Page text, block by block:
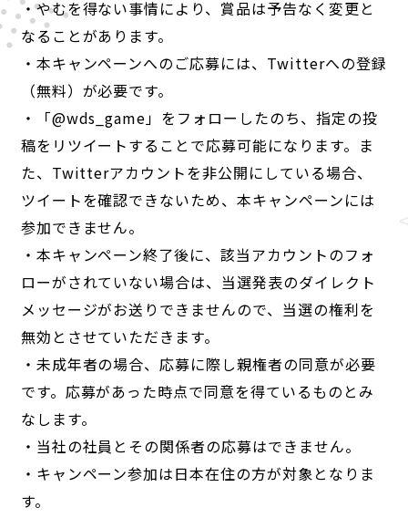
・やむを得ない事情により、賞品は予告なく変更と
なることがあります。
・本キャンペーンへのご応募には、Twitterへの登録
（無料）が必要です。
・「@wds_game」をフォローしたのち、指定の投
稿をリツイートすることで応募可能になります。ま
た、Twitterアカウントを非公開にしている場合、
ツイートを確認できないため、本キャンペーンには
参加できません。
・本キャンペーン終了後に、該当アカウントのフォ
ローがされていない場合は、当選発表のダイレクト
メッセージがお送りできませんので、当選の権利を
無効とさせていただきます。
・未成年者の場合、応募に際し親権者の同意が必要
です。応募があった時点で同意を得ているものとみ
なします。
・当社の社員とその関係者の応募はできません。
・キャンペーン参加は日本在住の方が対象となりま
す。